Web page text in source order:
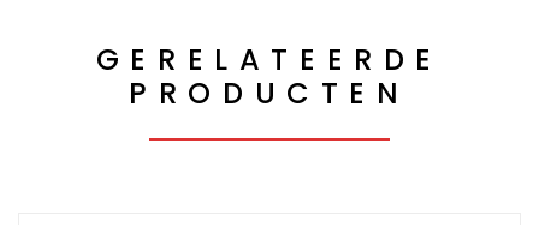
GERELATEERDE
PRODUCTEN